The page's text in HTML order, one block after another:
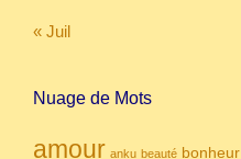
« Juil
Nuage de Mots
amour anku beauté bonheur